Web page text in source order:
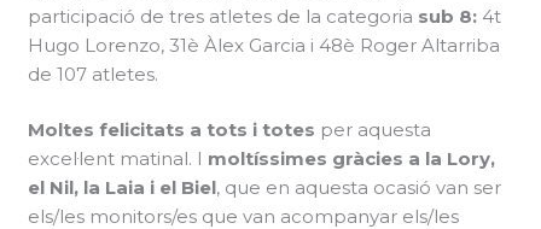
participació de tres atletes de la categoria sub 8: 4t
Hugo Lorenzo, 31è Àlex Garcia i 48è Roger Altarriba
de 107 atletes.
Moltes felicitats a tots i totes per aquesta
excel·lent matinal. I moltíssimes gràcies a la Lory,
el Nil, la Laia i el Biel, que en aquesta ocasió van ser
els/les monitors/es que van acompanyar els/les